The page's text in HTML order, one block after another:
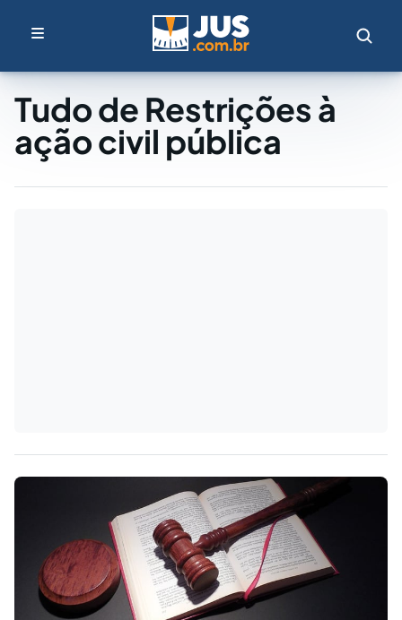
Tudo de Restrições à
ação civil pública